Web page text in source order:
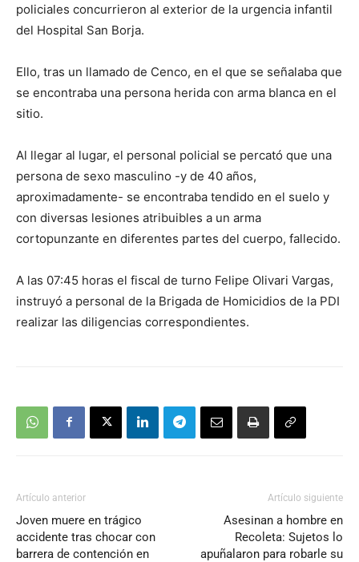
policiales concurrieron al exterior de la urgencia infantil
del Hospital San Borja.
Ello, tras un llamado de Cenco, en el que se señalaba que
se encontraba una persona herida con arma blanca en el
sitio.
Al llegar al lugar, el personal policial se percató que una
persona de sexo masculino -y de 40 años,
aproximadamente- se encontraba tendido en el suelo y
con diversas lesiones atribuibles a un arma
cortopunzante en diferentes partes del cuerpo, fallecido.
A las 07:45 horas el fiscal de turno Felipe Olivari Vargas,
instruyó a personal de la Brigada de Homicidios de la PDI
realizar las diligencias correspondientes.
Artículo anterior
Joven muere en trágico
accidente tras chocar con
barrera de contención en
Artículo siguiente
Asesinan a hombre en
Recoleta: Sujetos lo
apuñalaron para robarle su